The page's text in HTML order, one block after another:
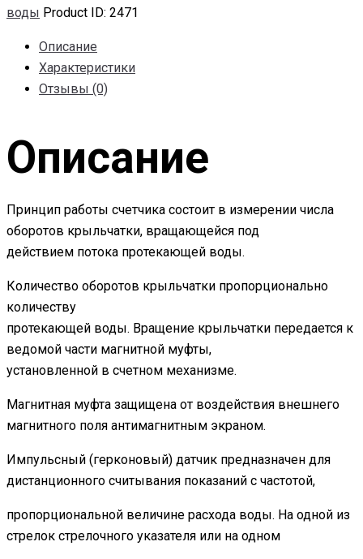
воды Product ID: 2471
Описание
Характеристики
Отзывы (0)
Описание
Принцип работы счетчика состоит в измерении числа
оборотов крыльчатки, вращающейся под
действием потока протекающей воды.
Количество оборотов крыльчатки пропорционально
количеству
протекающей воды. Вращение крыльчатки передается к
ведомой части магнитной муфты,
установленной в счетном механизме.
Магнитная муфта защищена от воздействия внешнего
магнитного поля антимагнитным экраном.
Импульсный (герконовый) датчик предназначен для
дистанционного считывания показаний с частотой,
пропорциональной величине расхода воды. На одной из
стрелок стрелочного указателя или на одном